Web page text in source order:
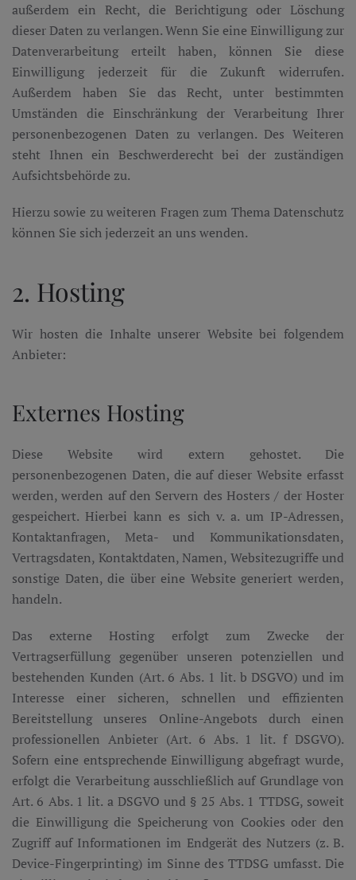
außerdem ein Recht, die Berichtigung oder Löschung
dieser Daten zu verlangen. Wenn Sie eine Einwilligung zur
Datenverarbeitung erteilt haben, können Sie diese
Einwilligung jederzeit für die Zukunft widerrufen.
Außerdem haben Sie das Recht, unter bestimmten
Umständen die Einschränkung der Verarbeitung Ihrer
personenbezogenen Daten zu verlangen. Des Weiteren
steht Ihnen ein Beschwerderecht bei der zuständigen
Aufsichtsbehörde zu.
Hierzu sowie zu weiteren Fragen zum Thema Datenschutz
können Sie sich jederzeit an uns wenden.
2. Hosting
Wir hosten die Inhalte unserer Website bei folgendem
Anbieter:
Externes Hosting
Diese Website wird extern gehostet. Die
personenbezogenen Daten, die auf dieser Website erfasst
werden, werden auf den Servern des Hosters / der Hoster
gespeichert. Hierbei kann es sich v. a. um IP-Adressen,
Kontaktanfragen, Meta- und Kommunikationsdaten,
Vertragsdaten, Kontaktdaten, Namen, Websitezugriffe und
sonstige Daten, die über eine Website generiert werden,
handeln.
Das externe Hosting erfolgt zum Zwecke der
Vertragserfüllung gegenüber unseren potenziellen und
bestehenden Kunden (Art. 6 Abs. 1 lit. b DSGVO) und im
Interesse einer sicheren, schnellen und effizienten
Bereitstellung unseres Online-Angebots durch einen
professionellen Anbieter (Art. 6 Abs. 1 lit. f DSGVO).
Sofern eine entsprechende Einwilligung abgefragt wurde,
erfolgt die Verarbeitung ausschließlich auf Grundlage von
Art. 6 Abs. 1 lit. a DSGVO und § 25 Abs. 1 TTDSG, soweit
die Einwilligung die Speicherung von Cookies oder den
Zugriff auf Informationen im Endgerät des Nutzers (z. B.
Device-Fingerprinting) im Sinne des TTDSG umfasst. Die